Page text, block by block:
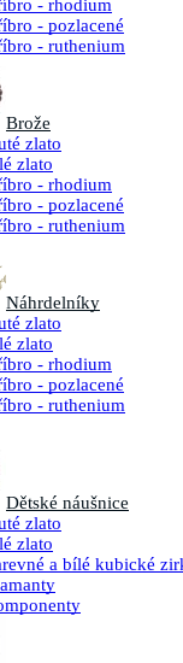
- rhodium
- pozlacené
- ruthenium
Brože
zlato
zlato
- rhodium
- pozlacené
- ruthenium
Náhrdelníky
zlato
zlato
- rhodium
- pozlacené
- ruthenium
Dětské náušnice
zlato
zlato
a bílé kubické